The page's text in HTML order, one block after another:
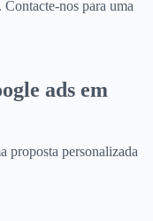
nos para uma
ads em
proposta personalizada